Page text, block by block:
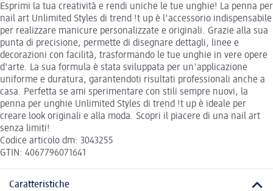
Esprimi la tua creatività e rendi uniche le tue unghie! La penna per
nail art Unlimited Styles di trend !t up è l'accessorio indispensabile
per realizzare manicure personalizzate e originali. Grazie alla sua
punta di precisione, permette di disegnare dettagli, linee e
decorazioni con facilità, trasformando le tue unghie in vere opere
d'arte. La sua formula è stata sviluppata per un'applicazione
uniforme e duratura, garantendoti risultati professionali anche a
casa. Perfetta se ami sperimentare con stili sempre nuovi, la
penna per unghie Unlimited Styles di trend !t up è ideale per
creare look originali e alla moda. Scopri il piacere di una nail art
senza limiti!
Codice articolo dm: 3043255
GTIN: 4067796071641
Caratteristiche